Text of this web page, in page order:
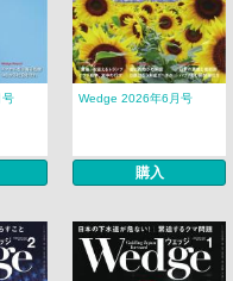
号 Wedge 2026年6月号
購入